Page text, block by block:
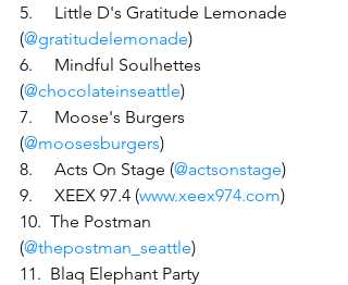
5.     Little D's Gratitude Lemonade
(@gratitudelemonade)
6.     Mindful Soulhettes
(@chocolateinseattle)
7.     Moose's Burgers
(@moosesburgers)
8.     Acts On Stage (@actsonstage)
9.     XEEX 97.4 (www.xeex974.com)
10.  The Postman
(@thepostman_seattle)
11.  Blaq Elephant Party